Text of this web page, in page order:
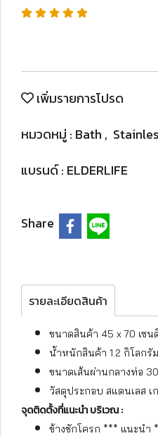
เพิ่มรายการโปรด
หมวดหมู่ : Bath ,
แบรนด์ : ELDERLIFE
Share
รายละเอียดสินค้า
ขนาดสินค้า 45 x 70 เซน
น้ำหนักสินค้า 1.2 กิโลกรัม
ขนาดเส้นผ่านกลางท่อ
วัสดุประกอบ สแตนเลส
จุดติดตั้งที่แนะนำ บริเวณ :
ข้างชักโครก *** แนะนำ